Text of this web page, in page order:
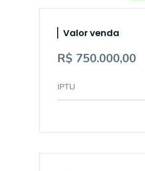
Valor venda
R$ 750.000,00
IPTU